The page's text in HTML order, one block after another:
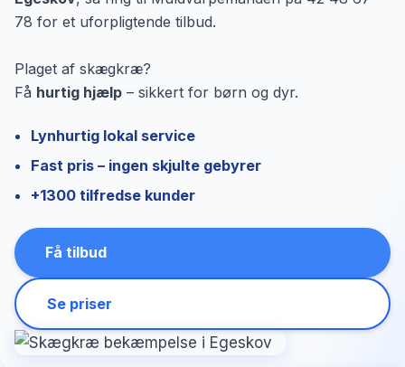
78 for et uforpligtende tilbud.
Plaget af skægkræ?
Få hurtig hjælp – sikkert for børn og dyr.
Lynhurtig lokal service
Fast pris – ingen skjulte gebyrer
+1300 tilfredse kunder
Få tilbud
Se priser